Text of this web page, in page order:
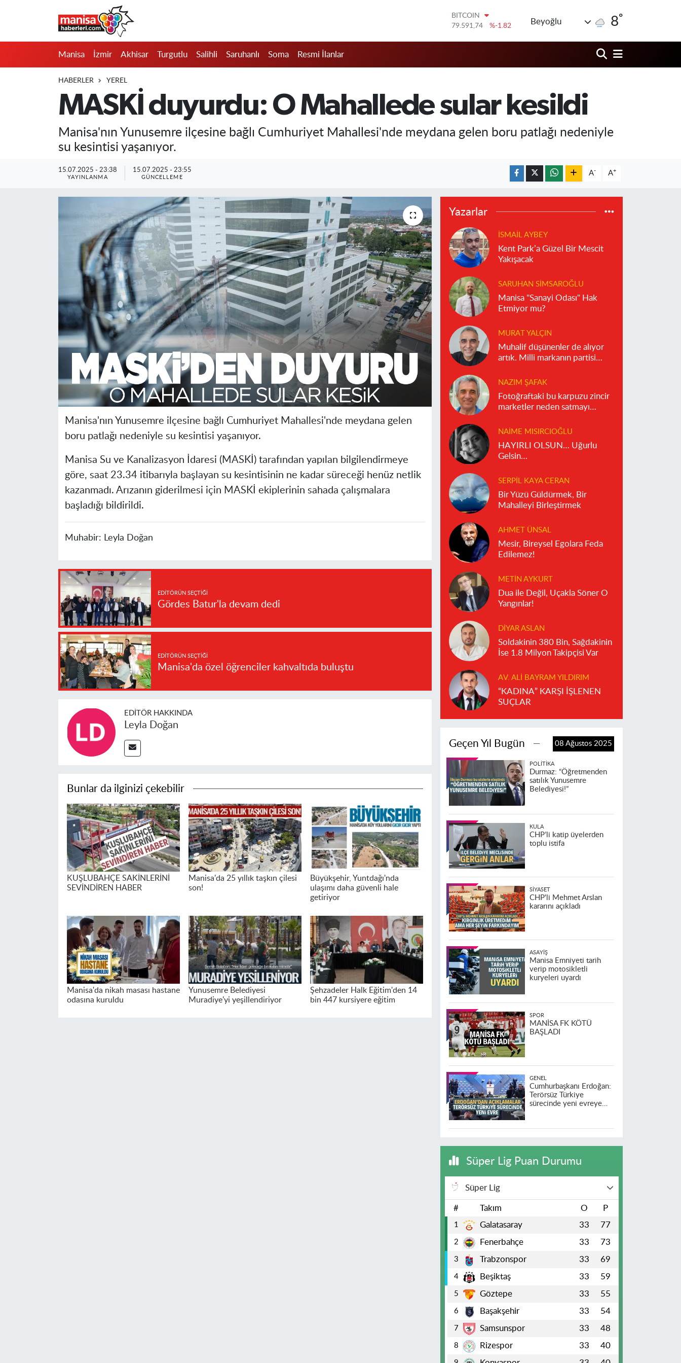
DOLAR
45,43620
%0.02
61,60380
%0.18
BİST100
14.598,00
%0
Beyoğlu 8°
Manisa İzmir Akhisar Turgutlu Salihli Saruhanlı Soma Resmi İlanlar
HABERLER YEREL
MASKİ duyurdu: O Mahallede sular kesildi
Manisa'nın Yunusemre ilçesine bağlı Cumhuriyet Mahallesi'nde meydana gelen boru patlağı nedeniyle
su kesintisi yaşanıyor.
15.07.2025 - 23:38
YAYINLANMA
15.07.2025 - 23:55
GÜNCELLEME
A- A+
Manisa'nın Yunusemre ilçesine bağlı Cumhuriyet Mahallesi'nde meydana gelen
boru patlağı nedeniyle su kesintisi yaşanıyor.
Manisa Su ve Kanalizasyon İdaresi (MASKİ) tarafından yapılan bilgilendirmeye
göre, saat 23.34 itibarıyla başlayan su kesintisinin ne kadar süreceği henüz netlik
kazanmadı. Arızanın giderilmesi için MASKİ ekiplerinin sahada çalışmalara
başladığı bildirildi.
Muhabir: Leyla Doğan
EDITÖRÜN SEÇTIĞI
Gördes Batur'la devam dedi
EDITÖRÜN SEÇTIĞI
Manisa'da özel öğrenciler kahvaltıda buluştu
EDITÖR HAKKINDA
Leyla Doğan
Bunlar da ilginizi çekebilir
KUŞLUBAHÇE SAKİNLERİNİ
SEVİNDİREN HABER
Manisa'da 25 yıllık taşkın çilesi
son!
Büyükşehir, Yuntdağı'nda
ulaşımı daha güvenli hale
getiriyor
Manisa'da nikah masası hastane
odasına kuruldu
Yunusemre Belediyesi
Muradiye'yi yeşillendiriyor
Şehzadeler Halk Eğitim'den 14
bin 447 kursiyere eğitim
Yazarlar
İSMAIL AYBEY
Kent Park’a Güzel Bir Mescit
Yakışacak
SARUHAN SIMSAROĞLU
Manisa "Sanayi Odası" Hak
Etmiyor mu?
MURAT YALÇIN
Muhalif düşünenler de alıyor
artık. Milli markanın partisi
NAZIM ŞAFAK
Fotoğraftaki bu karpuzu zincir
marketler neden satmayı
NAIME MISIRCIOĞLU
HAYIRLI OLSUN… Uğurlu
Gelsin…
SERPIL KAYA CERAN
Bir Yüzü Güldürmek, Bir
Mahalleyi Birleştirmek
AHMET ÜNSAL
Mesir, Bireysel Egolara Feda
Edilemez!
METIN AYKURT
Dua ile Değil, Uçakla Söner O
Yangınlar!
DIYAR ASLAN
Soldakinin 380 Bin, Sağdakinin
İse 1.8 Milyon Takipçisi Var
AV. ALI BAYRAM YILDIRIM
“KADINA” KARŞI İŞLENEN
SUÇLAR
Geçen Yıl Bugün 08 Ağustos 2025
POLITIKA
Durmaz: “Öğretmenden
satılık Yunusemre
Belediyesi!”
KULA
CHP’li katip üyelerden
toplu istifa
SIYASET
CHP'li Mehmet Arslan
kararını açıkladı
ASAYIŞ
Manisa Emniyeti tarih
verip motosikletli
kuryeleri uyardı
SPOR
MANİSA FK KÖTÜ
BAŞLADI
GENEL
Cumhurbaşkanı Erdoğan:
Terörsüz Türkiye
sürecinde yeni evreye
Süper Lig Puan Durumu
Süper Lig
# Takım O P
1 Galatasaray 33 77
2 Fenerbahçe 33 73
3 Trabzonspor 33 69
4 Beşiktaş 33 59
5 Göztepe 33 55
6 Başakşehir 33 54
7 Samsunspor 33 48
8 Rizespor 33 40
Saruhanlı
Resmi İlanlar
Manisa Nöbetçi Eczaneler
Manisa Trafik Yoğunluk Haritası
Süper Lig Puan Durumu ve Fikstür
Tüm Manşetler
Haber Arşivi